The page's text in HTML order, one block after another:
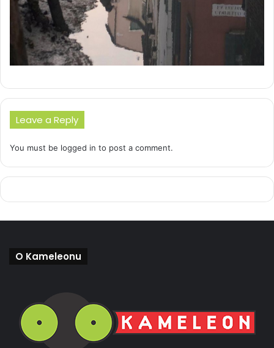
Leave a Reply
You must be logged in to post a comment.
O Kameleonu